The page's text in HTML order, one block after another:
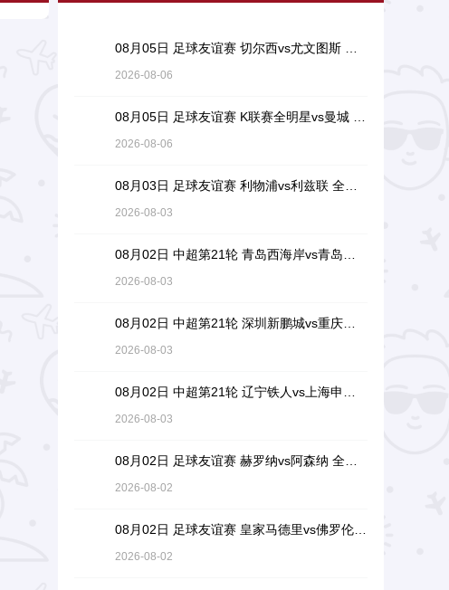
2026-08-06
2026-08-06
2026-08-03
2026-08-03
2026-08-03
2026-08-03
2026-08-02
2026-08-02